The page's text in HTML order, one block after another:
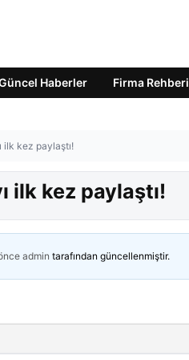
Haberler Firma Rehberi
ilk kez paylaştı!
ilk kez paylaştı!
admin tarafından güncellenmiştir.